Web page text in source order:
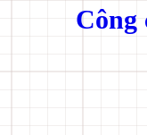
Công